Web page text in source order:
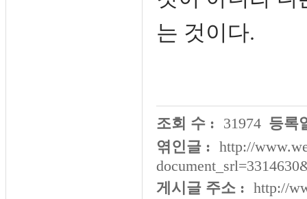
는 것이다.
조회 수 : 31974 등록
엮인글 : http://
게시글 주소 : http://